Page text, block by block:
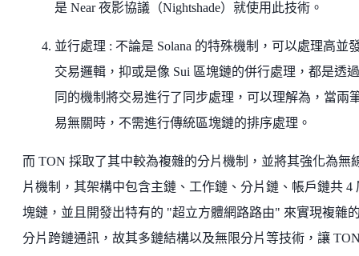
是 Near 夜影協議（Nightshade）就使用此技術。
並行處理 : 不論是 Solana 的特殊機制，可以處理高並
交易邏輯，抑或是像 Sui 區塊鏈的併行處理，都是透
同的機制將交易進行了同步處理，可以理解為，當兩
易無關時，不需進行傳統區塊鏈的排序處理。
而 TON 採取了其中較為複雜的分片機制，並將其強化為無
片機制，其架構中包含主鏈、工作鏈、分片鏈、帳戶鏈共 4
塊鏈，並且開發出特有的 "超立方體網路路由" 來實現複雜
分片跨鏈通訊，故其多鏈結構以及無限分片等技術，讓